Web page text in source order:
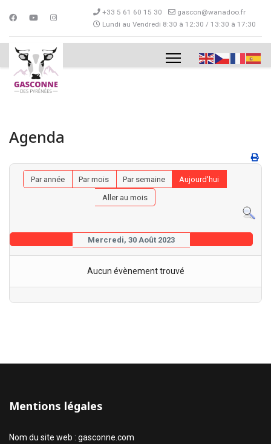
+33 5 61 60 15 30
gascon@wanadoo.fr
Lundi au Vendredi 8:30 à 12:30 / 13:30 à 17:30
Agenda
Par année Par mois Par semaine
Aujourd'hui
Aller au mois
Mercredi, 30 Août 2023
Aucun évènement trouvé
Mentions légales
Nom du site web : gasconne.com